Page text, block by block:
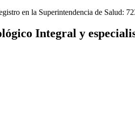
en la Superintendencia de Salud:
Integral y